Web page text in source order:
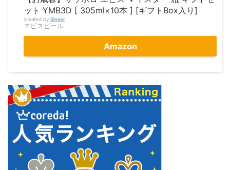
ット YMB3D [ 305ml×10本 ] [ギフトBox入り]
created by Rinker
ヱビスビール
Amazon